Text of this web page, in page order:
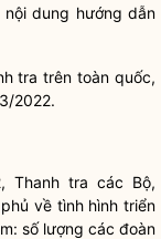
dung hướng dẫn
tra trên toàn quốc,
2022.
Thanh tra các Bộ,
về tình hình triển
số lượng các đoàn